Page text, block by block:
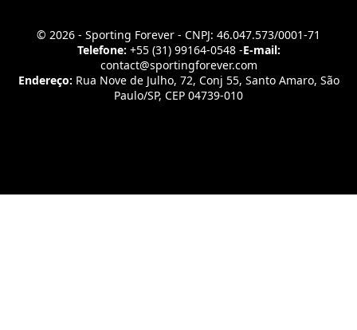
© 2026 - Sporting Forever - CNPJ: 46.047.573/0001-71
Telefone: +55 (31) 99164-0548 -E-mail:
contact@sportingforever.com
Endereço: Rua Nove de Julho, 72, Conj 55, Santo Amaro, São
Paulo/SP, CEP 04739-010